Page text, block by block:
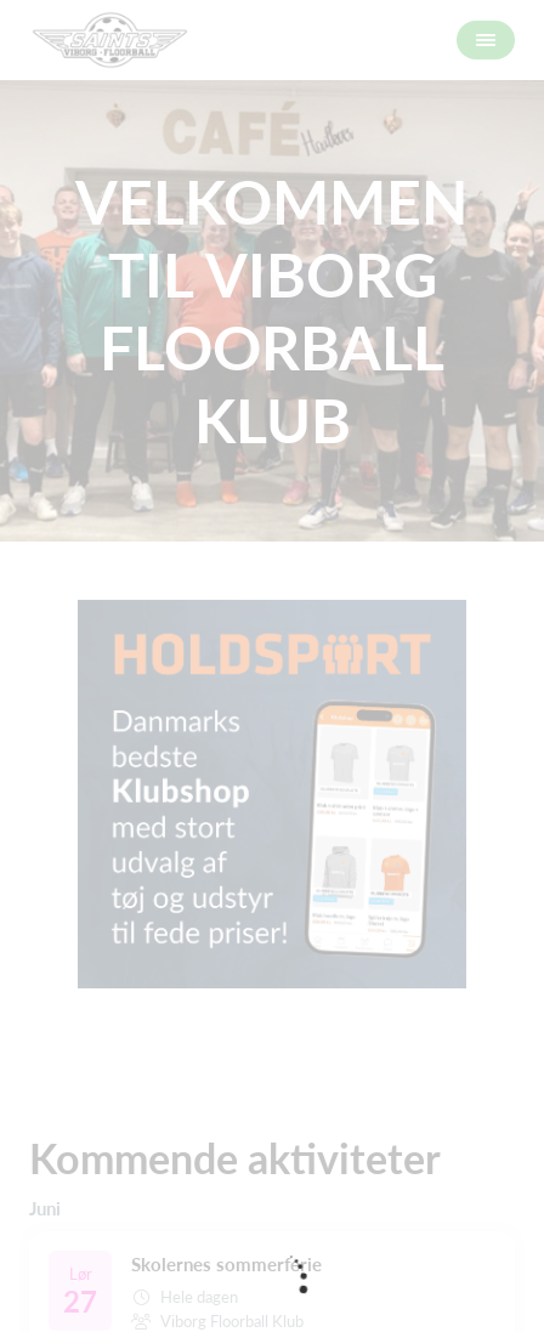
VELKOMMEN
TIL VIBORG
FLOORBALL
KLUB
Kommende aktiviteter
Juni
Lør
27
Skolernes sommerferie
Hele dagen
Viborg Floorball Klub